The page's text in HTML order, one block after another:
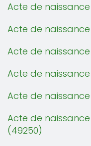
Acte de naissance
Acte de naissance
Acte de naissance
Acte de naissance
Acte de naissance
Acte de naissance
(49250)